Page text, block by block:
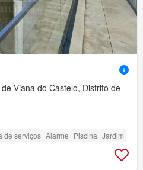
Viana do Castelo, Distrito de
de serviços Alarme Piscina Jardim